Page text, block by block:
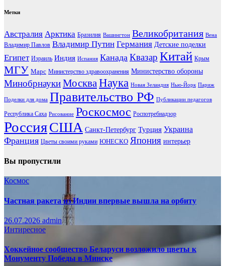
Метки
Австралия Арктика Бразилия Вашингтон Великобритания Вена
Владимир Павлов Владимир Путин Германия Детские поделки
Египет Израиль Индия Испания Канада Квазар Китай Крым
МГУ Марс Министерство здравоохранения Министерство обороны
МинобрнаукиМоскваНаука Новая Зеландия Нью-Йорк Париж
Поделки для дома Правительство РФ Публикации педагогов
Республика Саха Рисование Роскосмос Роспотребнадзор
РоссияСША Санкт-Петербург Турция Украина
Франция Цветы своими руками ЮНЕСКО Япония интерьер
Вы пропустили
Космос
Частная ракета из Индии впервые вышла на орбиту
26.07.2026 admin
Интиресное
Хоккейное сообщество Беларуси возложило цветы к
Монументу Победы в Минске